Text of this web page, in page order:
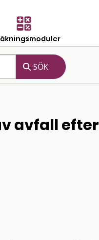
avfall efter